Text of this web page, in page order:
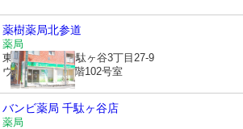
薬樹薬局北参道
薬局
東京都渋谷区千駄ヶ谷3丁目27-9
ウェスト青山 1階102号室
バンビ薬局 千駄ヶ谷店
薬局